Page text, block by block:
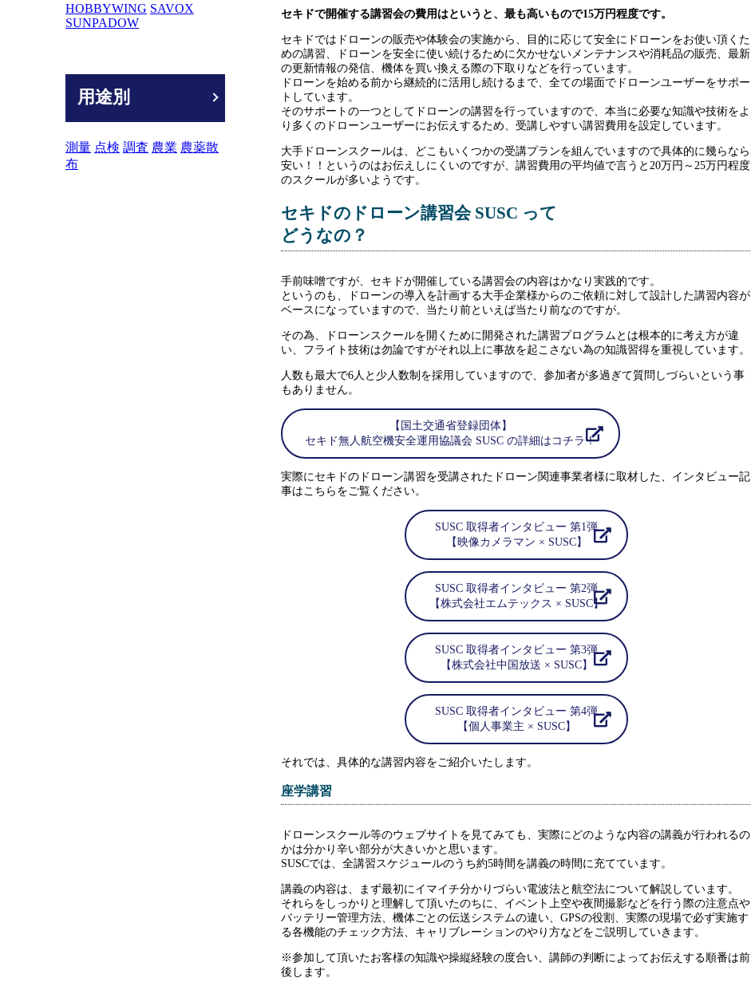
HOBBYWING SAVOX
SUNPADOW
用途別
測量 点検 調査 農業 農薬散
布
セキドで開催する講習会の費用はというと、最も高いもので15万円程度です。
セキドではドローンの販売や体験会の実施から、目的に応じて安全にドローンをお使い頂くた
めの講習、ドローンを安全に使い続けるために欠かせないメンテナンスや消耗品の販売、最新
の更新情報の発信、機体を買い換える際の下取りなどを行っています。
ドローンを始める前から継続的に活用し続けるまで、全ての場面でドローンユーザーをサポー
トしています。
そのサポートの一つとしてドローンの講習を行っていますので、本当に必要な知識や技術をよ
り多くのドローンユーザーにお伝えするため、受講しやすい講習費用を設定しています。
大手ドローンスクールは、どこもいくつかの受講プランを組んでいますので具体的に幾らなら
安い！！というのはお伝えしにくいのですが、講習費用の平均値で言うと20万円～25万円程度
のスクールが多いようです。
セキドのドローン講習会 SUSC って
どうなの？
手前味噌ですが、セキドが開催している講習会の内容はかなり実践的です。
というのも、ドローンの導入を計画する大手企業様からのご依頼に対して設計した講習内容が
ベースになっていますので、当たり前といえば当たり前なのですが。
その為、ドローンスクールを開くために開発された講習プログラムとは根本的に考え方が違
い、フライト技術は勿論ですがそれ以上に事故を起こさない為の知識習得を重視しています。
人数も最大で6人と少人数制を採用していますので、参加者が多過ぎて質問しづらいという事
もありません。
【国土交通省登録団体】
セキド無人航空機安全運用協議会 SUSC の詳細はコチラ！
実際にセキドのドローン講習を受講されたドローン関連事業者様に取材した、インタビュー記
事はこちらをご覧ください。
SUSC 取得者インタビュー 第1弾
【映像カメラマン × SUSC】
SUSC 取得者インタビュー 第2弾
【株式会社エムテックス × SUSC】
SUSC 取得者インタビュー 第3弾
【株式会社中国放送 × SUSC】
SUSC 取得者インタビュー 第4弾
【個人事業主 × SUSC】
それでは、具体的な講習内容をご紹介いたします。
座学講習
ドローンスクール等のウェブサイトを見てみても、実際にどのような内容の講義が行われるの
かは分かり辛い部分が大きいかと思います。
SUSCでは、全講習スケジュールのうち約5時間を講義の時間に充てています。
講義の内容は、まず最初にイマイチ分かりづらい電波法と航空法について解説しています。
それらをしっかりと理解して頂いたのちに、イベント上空や夜間撮影などを行う際の注意点や
バッテリー管理方法、機体ごとの伝送システムの違い、GPSの役割、実際の現場で必ず実施す
る各機能のチェック方法、キャリブレーションのやり方などをご説明していきます。
※参加して頂いたお客様の知識や操縦経験の度合い、講師の判断によってお伝えする順番は前
後します。